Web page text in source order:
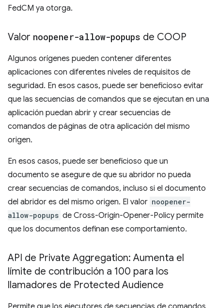
FedCM ya otorga.
Valor noopener-allow-popups de COOP
Algunos orígenes pueden contener diferentes
aplicaciones con diferentes niveles de requisitos de
seguridad. En esos casos, puede ser beneficioso evitar
que las secuencias de comandos que se ejecutan en una
aplicación puedan abrir y crear secuencias de
comandos de páginas de otra aplicación del mismo
origen.
En esos casos, puede ser beneficioso que un
documento se asegure de que su abridor no pueda
crear secuencias de comandos, incluso si el documento
del abridor es del mismo origen. El valor noopener-
allow-popups de Cross-Origin-Opener-Policy permite
que los documentos definan ese comportamiento.
API de Private Aggregation: Aumenta el
límite de contribución a 100 para los
llamadores de Protected Audience